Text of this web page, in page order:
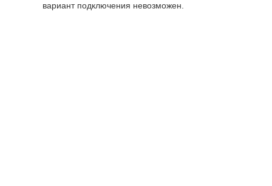
вариант подключения невозможен.